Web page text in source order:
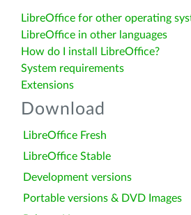
LibreOffice for other operating
LibreOffice in other languages
How do I install LibreOffice?
System requirements
Extensions
Download
LibreOffice Fresh
LibreOffice Stable
Development versions
Portable versions & DVD Images